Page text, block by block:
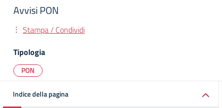
Avvisi PON
Stampa / Condividi
Tipologia
PON
Indice della pagina